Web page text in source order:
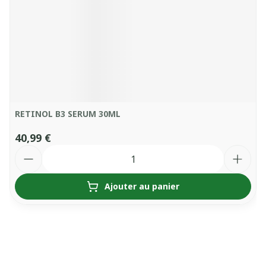
RETINOL B3 SERUM 30ML
40,99 €
Ajouter au panier